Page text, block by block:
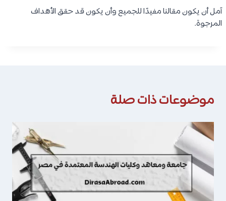
آمل أن يكون مقالنا مفيدًا للجميع وأن يكون قد حقق الأهداف
المرجوة.
موضوعات ذات صلة